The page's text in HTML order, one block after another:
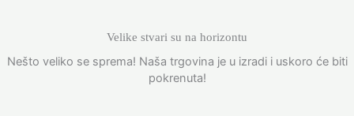
Velike stvari su na horizontu
Nešto veliko se sprema! Naša trgovina je u izradi i uskoro će biti
pokrenuta!